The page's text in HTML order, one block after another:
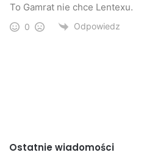
To Gamrat nie chce Lentexu.
0 Odpowiedz
Ostatnie wiadomości